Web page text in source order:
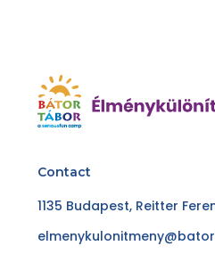
Contact
1135 Budapest, Reitter